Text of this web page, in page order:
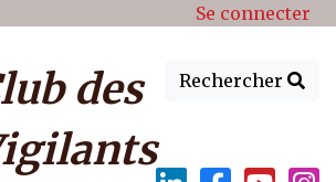
compte de Se connecter
Rechercher
des